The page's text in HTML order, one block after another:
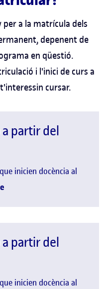
a la matrícula dels
depenent de
en qüestió.
i l'inici de curs a
cursar.
partir del
inicien docència al
partir del
inicien docència al